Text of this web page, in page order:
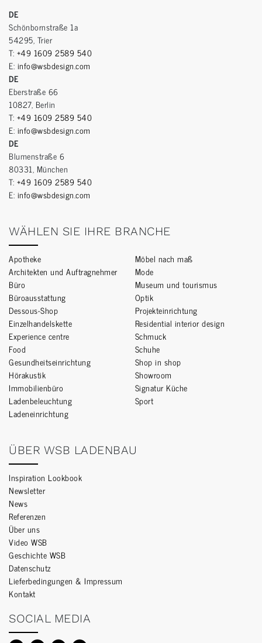
DE
Schönbornstraße 1a
54295, Trier
T: +49 1609 2589 540
E: info@wsbdesign.com
DE
Eberstraße 66
10827, Berlin
T: +49 1609 2589 540
E: info@wsbdesign.com
DE
Blumenstraße 6
80331, München
T: +49 1609 2589 540
E: info@wsbdesign.com
WÄHLEN SIE IHRE BRANCHE
Apotheke
Architekten und Auftragnehmer
Büro
Büroausstattung
Dessous-Shop
Einzelhandelskette
Experience centre
Food
Gesundheitseinrichtung
Hörakustik
Immobilienbüro
Ladenbeleuchtung
Ladeneinrichtung
Möbel nach maß
Mode
Museum und tourismus
Optik
Projekteinrichtung
Residential interior design
Schmuck
Schuhe
Shop in shop
Showroom
Signatur Küche
Sport
ÜBER WSB LADENBAU
Inspiration Lookbook
Newsletter
News
Referenzen
Über uns
Video WSB
Geschichte WSB
Datenschutz
Lieferbedingungen & Impressum
Kontakt
SOCIAL MEDIA